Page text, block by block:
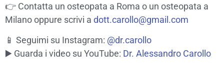
👉 Contatta un osteopata a Roma o un osteopata a
Milanooppure scrivi a dott.carollo@gmail.com
📱 Seguimi su Instagram: @dr.carollo
▶️ Guarda i video su YouTube: Dr. Alessandro Carollo